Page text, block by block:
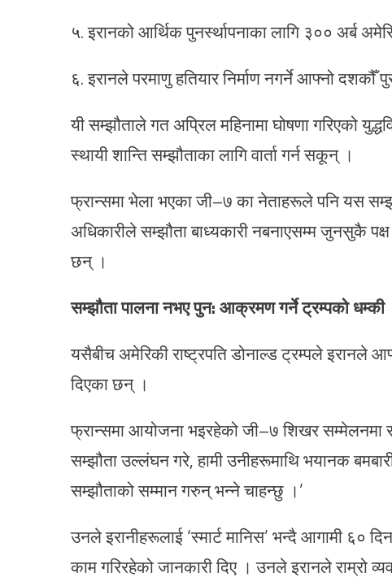
५. इरानको आर्थिक पुनर्स्थापनाका लागि ३०० अर्ब
६. इरानले परमाणु हतियार निर्माण नगर्ने आफ्नो दशकौँ
यी सम्झौताले गत अप्रिल महिनामा घोषणा गरिएको
स्थायी शान्ति सम्झौताका लागि वार्ता गर्न सकून् ।
फ्रान्समा भेला भएका जी–७ का नेताहरूले पनि यस
अधिकारीले सम्झौता बाध्यकारी नबनाएसम्म जुनसुकै
छन् ।
सम्झौता पालना नभए पुन: आक्रमण गर्ने ट्रम्पको धम्की
यसैबीच अमेरिकी राष्ट्रपति डोनाल्ड ट्रम्पले इरानले
दिएका छन् ।
फ्रान्समा आयोजना भइरहेको जी–७ शिखर सम्मेलनमा
सम्झौता उल्लंघन गरे, हामी उनीहरूमाथि भयानक
सम्झौताको सम्मान गरुन् भन्ने चाहन्छु ।’
उनले इरानीहरूलाई ‘स्मार्ट मानिस’ भन्दै आगामी ६०
काम गरिरहेको जानकारी दिए । उनले इरानले राम्रो